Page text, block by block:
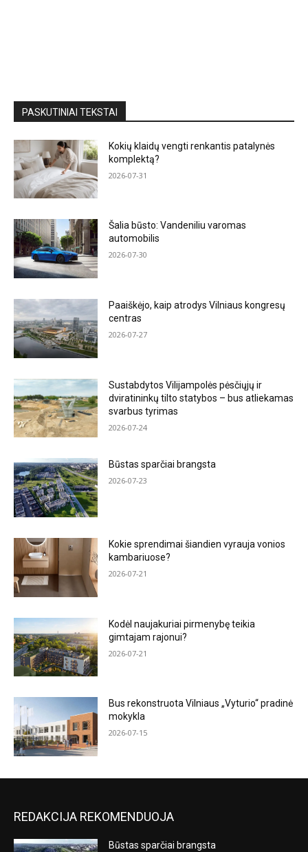
PASKUTINIAI TEKSTAI
Kokių klaidų vengti renkantis patalynės
komplektą?
2026-07-31
Šalia būsto: Vandeniliu varomas
automobilis
2026-07-30
Paaiškėjo, kaip atrodys Vilniaus kongresų
centras
2026-07-27
Sustabdytos Vilijampolės pėsčiųjų ir
dviratininkų tilto statybos – bus atliekamas
svarbus tyrimas
2026-07-24
Būstas sparčiai brangsta
2026-07-23
Kokie sprendimai šiandien vyrauja vonios
kambariuose?
2026-07-21
Kodėl naujakuriai pirmenybę teikia
gimtajam rajonui?
2026-07-21
Bus rekonstruota Vilniaus „Vyturio“ pradinė
mokykla
2026-07-15
REDAKCIJA REKOMENDUOJA
Būstas sparčiai brangsta